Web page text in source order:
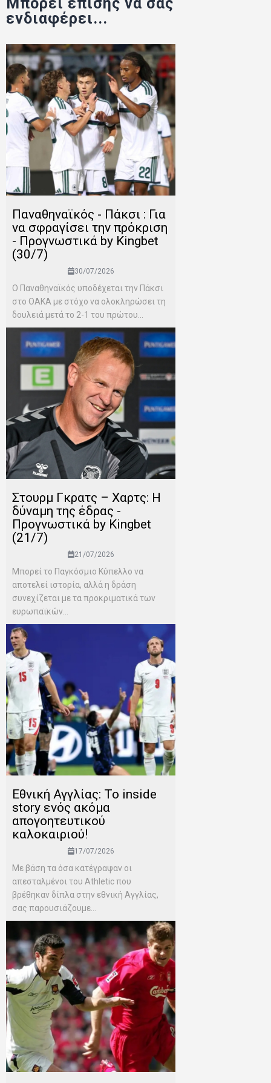
ενδιαφέρει...
Παναθηναϊκός - Πάκσι : Για
να σφραγίσει την πρόκριση
- Προγνωστικά by Kingbet
(30/7)
30/07/2026
Ο Παναθηναϊκός υποδέχεται την Πάκσι
στο ΟΑΚΑ με στόχο να ολοκληρώσει τη
δουλειά μετά το 2-1 του πρώτου...
Στουρμ Γκρατς – Χαρτς: Η
δύναμη της έδρας -
Προγνωστικά by Kingbet
(21/7)
21/07/2026
Μπορεί το Παγκόσμιο Κύπελλο να
αποτελεί ιστορία, αλλά η δράση
συνεχίζεται με τα προκριματικά των
ευρωπαϊκών...
Εθνική Αγγλίας: Το inside
story ενός ακόμα
απογοητευτικού
καλοκαιριού!
17/07/2026
Mε βάση τα όσα κατέγραψαν οι
απεσταλμένοι του Αthletic που
βρέθηκαν δίπλα στην εθνική Αγγλίας,
σας παρουσιάζουμε...